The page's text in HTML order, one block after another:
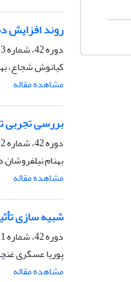
روند افزایش
دوره 42، شماره 3، پاییز 1402، صفحه
کیانوش شجاع،
مشاهده مقاله
بررسی تجربی
دوره 42، شماره 2، تابستان 1402، صفحه
بهنام
مشاهده مقاله
شبیه سازی
دوره 42، شماره 1، بهار 1402، صفحه
پوریا عسگری
مشاهده مقاله